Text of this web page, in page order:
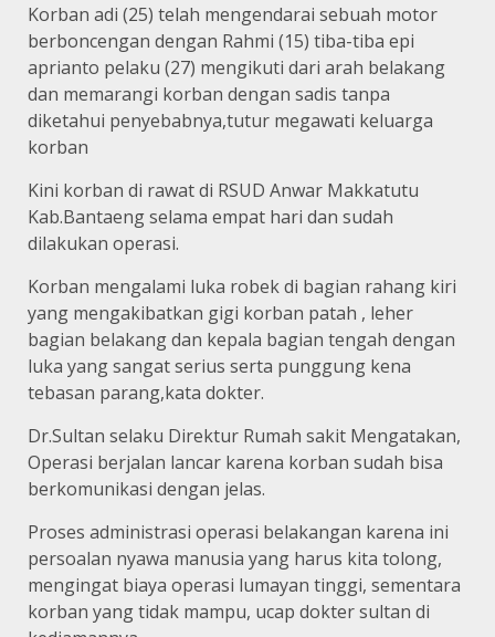
Korban adi (25) telah mengendarai sebuah motor
berboncengan dengan Rahmi (15) tiba-tiba epi
aprianto pelaku (27) mengikuti dari arah belakang
dan memarangi korban dengan sadis tanpa
diketahui penyebabnya,tutur megawati keluarga
korban
Kini korban di rawat di RSUD Anwar Makkatutu
Kab.Bantaeng selama empat hari dan sudah
dilakukan operasi.
Korban mengalami luka robek di bagian rahang kiri
yang mengakibatkan gigi korban patah , leher
bagian belakang dan kepala bagian tengah dengan
luka yang sangat serius serta punggung kena
tebasan parang,kata dokter.
Dr.Sultan selaku Direktur Rumah sakit Mengatakan,
Operasi berjalan lancar karena korban sudah bisa
berkomunikasi dengan jelas.
Proses administrasi operasi belakangan karena ini
persoalan nyawa manusia yang harus kita tolong,
mengingat biaya operasi lumayan tinggi, sementara
korban yang tidak mampu, ucap dokter sultan di